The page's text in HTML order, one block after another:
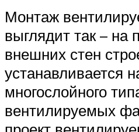
Монтаж
выглядит так – на
внешних стен
устанавливается
многослойного
вентилируемых